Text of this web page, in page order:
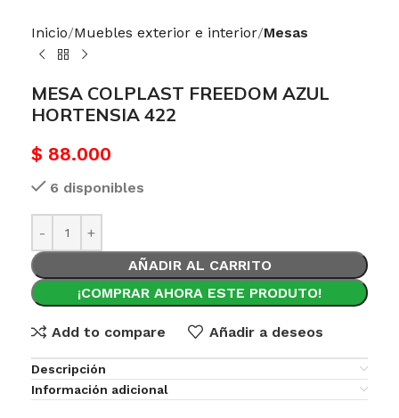
Inicio Muebles exterior e interior Mesas
MESA COLPLAST FREEDOM AZUL
HORTENSIA 422
$ 88.000
6 disponibles
AÑADIR AL CARRITO
¡COMPRAR AHORA ESTE PRODUTO!
Add to compare Añadir a deseos
Descripción
Información adicional